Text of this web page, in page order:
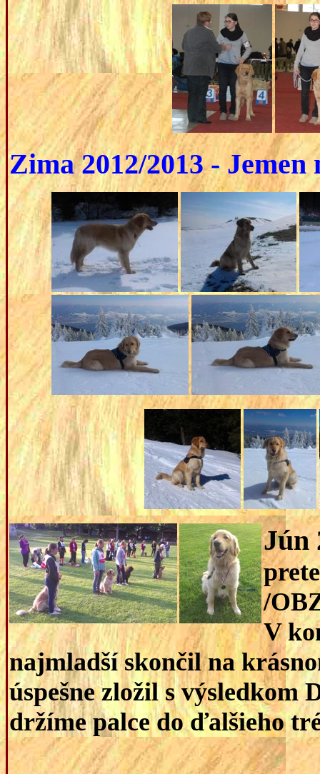
Zima 2012/2013 - Jemen
Jún
/
V
najmladší skončil na
úspešne zložil s výsledkom
držíme palce do ďalšieho